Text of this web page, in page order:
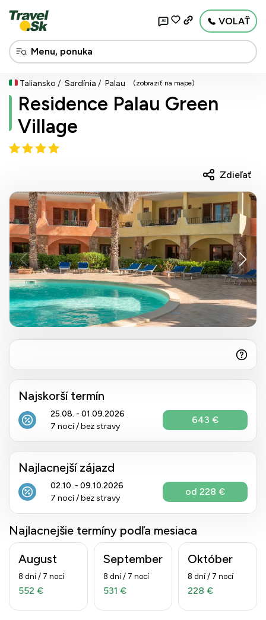
AI VOLAŤ
Taliansko Sardínia Palau (zobraziť na mape)
Residence Palau Green
Village
Zdieľať
Najskorší termín
25.08. - 01.09.2026
7 nocí / bez stravy
643 €
Najlacnejší zájazd
02.10. - 09.10.2026
7 nocí / bez stravy
od 228 €
Najlacnejšie termíny podľa mesiaca
August
8 dní / 7 nocí
552 €
September
8 dní / 7 nocí
531 €
Október
8 dní / 7 nocí
228 €